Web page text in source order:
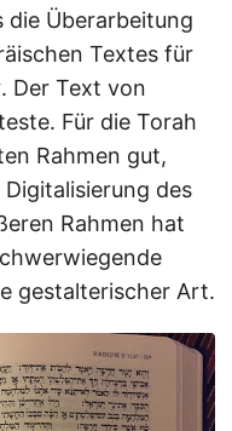
die Überarbeitung
Textes für
. Der Text von
Für die Torah
Rahmen gut,
des
Rahmen hat
gestalterischer Art.